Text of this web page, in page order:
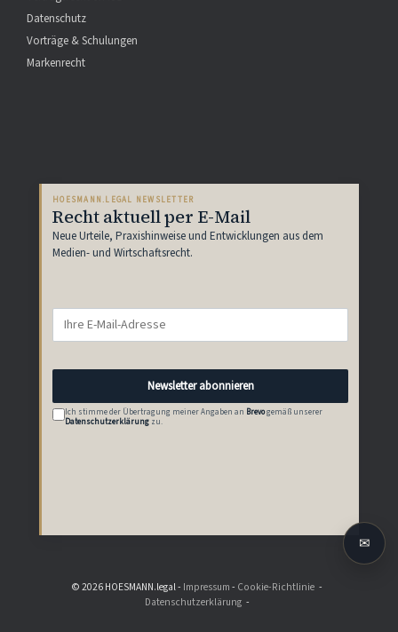
Datenschutz
Vorträge & Schulungen
Markenrecht
HOESMANN.LEGAL NEWSLETTER
Recht aktuell per E-Mail
Neue Urteile, Praxishinweise und Entwicklungen aus dem
Medien- und Wirtschaftsrecht.
Newsletter abonnieren
Ich stimme der Übertragung meiner Angaben an Brevogemäß unserer
Datenschutzerklärung zu.
© 2026 HOESMANN.legal - Impressum- Cookie-Richtlinie
Datenschutzerklärung
✉